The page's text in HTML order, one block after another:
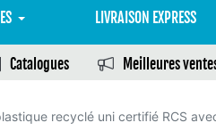
LIVRAISON EXPRESS
Catalogues Meilleures
recyclé uni certifié RCS